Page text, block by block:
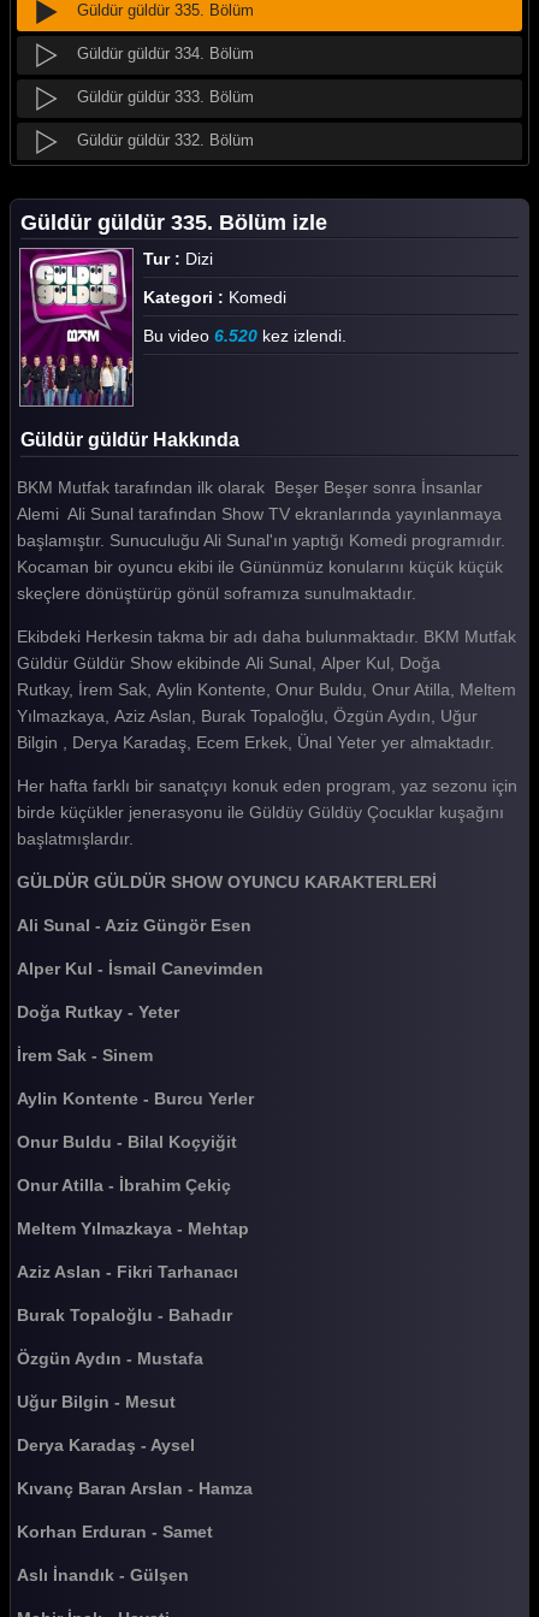
Güldür güldür 335. Bölüm
Güldür güldür 334. Bölüm
Güldür güldür 333. Bölüm
Güldür güldür 332. Bölüm
Güldür güldür 330. Bölüm
Güldür güldür 329. Bölüm
Güldür güldür 328. Bölüm
Güldür güldür 327. Bölüm
Güldür güldür 326. Bölüm
Güldür güldür 325. Bölüm
Güldür güldür 324. Bölüm
Güldür güldür 323. Bölüm
Güldür güldür 322. Bölüm
Güldür güldür 320. Bölüm
Güldür güldür 319. Bölüm
Güldür güldür 318. Bölüm
Güldür güldür 317. Bölüm
Güldür güldür 316. Bölüm
Güldür güldür 315. Bölüm
Güldür güldür 314. Bölüm
Güldür güldür 313. Bölüm
Güldür güldür 312. Bölüm
Güldür güldür 311. Bölüm
Güldür güldür 310. Bölüm
Güldür güldür 309. Bölüm
Güldür güldür 308. Bölüm
Güldür güldür 307. Bölüm
Güldür güldür 306. Bölüm
Güldür güldür 305. Bölüm
Güldür güldür 304. Bölüm
Güldür güldür 303. Bölüm
Güldür güldür 302. Bölüm
Güldür güldür 301. Bölüm
Güldür güldür 300. Bölüm
Güldür güldür 299. Bölüm
Güldür güldür 298. Bölüm
Güldür güldür 335. Bölüm izle
Tur : Dizi
Kategori : Komedi
Bu video 6.520 kez izlendi.
Güldür güldür Hakkında
BKM Mutfak tarafından ilk olarak Beşer Beşer sonra İnsanlar
Alemi Ali Sunal tarafından Show TV ekranlarında yayınlanmaya
başlamıştır. Sunuculuğu Ali Sunal'ın yaptığı Komedi programıdır.
Kocaman bir oyuncu ekibi ile Gününmüz konularını küçük küçük
skeçlere dönüştürüp gönül soframıza sunulmaktadır.
Ekibdeki Herkesin takma bir adı daha bulunmaktadır. BKM Mutfak
Güldür Güldür Show ekibinde Ali Sunal, Alper Kul, Doğa
Rutkay, İrem Sak, Aylin Kontente, Onur Buldu, Onur Atilla, Meltem
Yılmazkaya, Aziz Aslan, Burak Topaloğlu, Özgün Aydın, Uğur
Bilgin , Derya Karadaş, Ecem Erkek, Ünal Yeter yer almaktadır.
Her hafta farklı bir sanatçıyı konuk eden program, yaz sezonu için
birde küçükler jenerasyonu ile Güldüy Güldüy Çocuklar kuşağını
başlatmışlardır.
GÜLDÜR GÜLDÜR SHOW OYUNCU KARAKTERLERİ
Ali Sunal - Aziz Güngör Esen
Alper Kul - İsmail Canevimden
Doğa Rutkay - Yeter
İrem Sak - Sinem
Aylin Kontente - Burcu Yerler
Onur Buldu - Bilal Koçyiğit
Onur Atilla - İbrahim Çekiç
Meltem Yılmazkaya - Mehtap
Aziz Aslan - Fikri Tarhanacı
Burak Topaloğlu - Bahadır
Özgün Aydın - Mustafa
Uğur Bilgin - Mesut
Derya Karadaş - Aysel
Kıvanç Baran Arslan - Hamza
Korhan Erduran - Samet
Aslı İnandık - Gülşen